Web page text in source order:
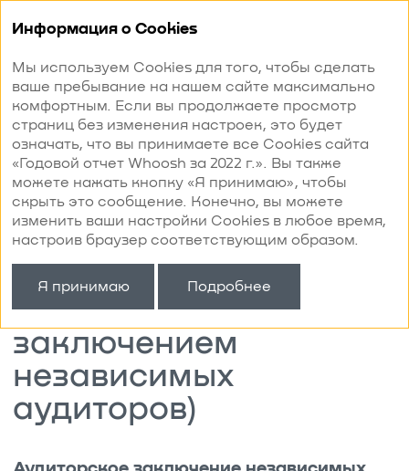
Консолидированная
финансовая отчетность
в соответствии
с Международными
стандартами финансовой
отчетности 31 декабря
2022 года
(с аудиторским
заключением
независимых
аудиторов)
Информация о Cookies
Мы используем Cookies для того, чтобы сделать
ваше пребывание на нашем сайте максимально
комфортным. Если вы продолжаете просмотр
страниц без изменения настроек, это будет
означать, что вы принимаете все Cookies сайта
«Годовой отчет Whoosh за 2022 г.». Вы также
можете нажать кнопку «Я принимаю», чтобы
скрыть это сообщение. Конечно, вы можете
изменить ваши настройки Cookies в любое время,
настроив браузер соответствующим образом.
Я принимаю Подробнее